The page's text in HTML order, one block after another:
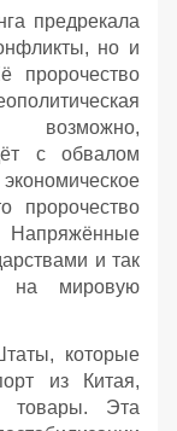
предрекала
но и
пророчество
возможно,
с обвалом
пророчество
и так
на мировую
которые
из Китая,
товары. Эта